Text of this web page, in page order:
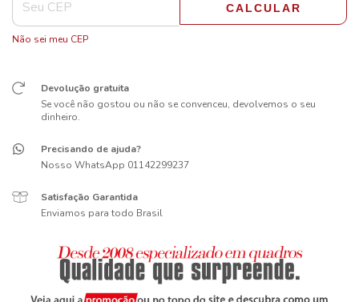
CALCULAR
Não sei meu CEP
Devolução gratuita
Se você não gostou ou não se convenceu, devolvemos o seu
dinheiro.
Precisando de ajuda?
Nosso WhatsApp 01142299237
Satisfação Garantida
Enviamos para todo Brasil